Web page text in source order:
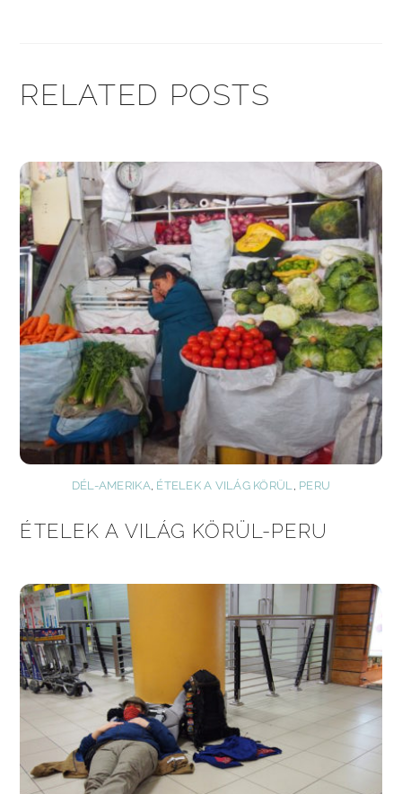
RELATED POSTS
DÉL-AMERIKA, ÉTELEK A VILÁG KÖRÜL, PERU
ÉTELEK A VILÁG KÖRÜL-PERU